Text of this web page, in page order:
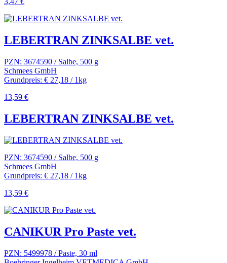
LEBERTRAN ZINKSALBE vet.
PZN: 3674590 / Salbe, 500 g
Schmees GmbH
Grundpreis: € 27,18 / 1kg
13,59 €
LEBERTRAN ZINKSALBE vet.
PZN: 3674590 / Salbe, 500 g
Schmees GmbH
Grundpreis: € 27,18 / 1kg
13,59 €
CANIKUR Pro Paste vet.
PZN: 5499978 / Paste, 30 ml